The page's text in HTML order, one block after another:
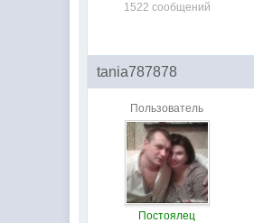
1522 сообщений
tania787878
Пользователь
Постоялец